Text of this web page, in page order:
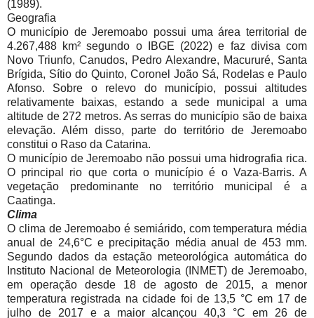
(1989).
Geografia
O município de Jeremoabo possui uma área territorial de
4.267,488 km² segundo o IBGE (2022) e faz divisa com
Novo Triunfo, Canudos, Pedro Alexandre, Macururé, Santa
Brígida, Sítio do Quinto, Coronel João Sá, Rodelas e Paulo
Afonso. Sobre o relevo do município, possui altitudes
relativamente baixas, estando a sede municipal a uma
altitude de 272 metros. As serras do município são de baixa
elevação. Além disso, parte do território de Jeremoabo
constitui o Raso da Catarina.
O município de Jeremoabo não possui uma hidrografia rica.
O principal rio que corta o município é o Vaza-Barris. A
vegetação predominante no território municipal é a
Caatinga.
Clima
O clima de Jeremoabo é semiárido, com temperatura média
anual de 24,6°C e precipitação média anual de 453 mm.
Segundo dados da estação meteorológica automática do
Instituto Nacional de Meteorologia (INMET) de Jeremoabo,
em operação desde 18 de agosto de 2015, a menor
temperatura registrada na cidade foi de 13,5 °C em 17 de
julho de 2017 e a maior alcançou 40,3 °C em 26 de